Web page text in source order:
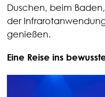
Duschen, beim
der
genießen.
Eine Reise ins